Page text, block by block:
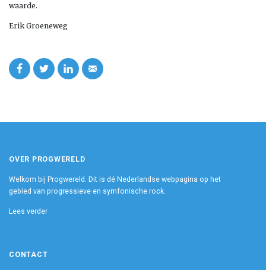
waarde.
Erik Groeneweg
OVER PROGWERELD
Welkom bij Progwereld. Dit is dé Nederlandse webpagina op het
gebied van progressieve en symfonische rock.
Lees verder
CONTACT